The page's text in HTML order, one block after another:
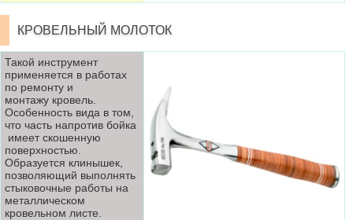
КРОВЕЛЬНЫЙ МОЛОТОК
Такой инструмент
применяется в работах
по ремонту и
монтажу кровель.
Особенность вида в том,
что часть напротив бойка
имеет скошенную
поверхностью.
Образуется клинышек,
позволяющий выполнять
стыковочные работы на
металлическом
кровельном листе.